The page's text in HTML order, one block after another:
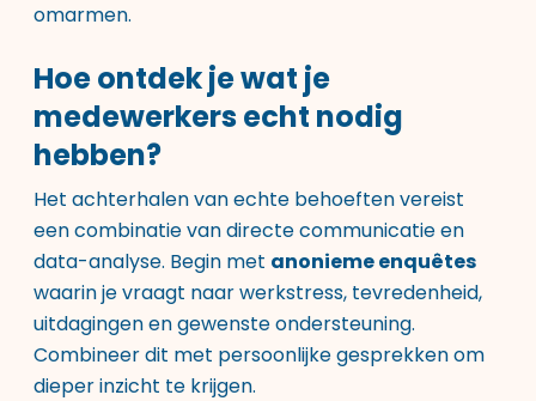
omarmen.
Hoe ontdek je wat je
medewerkers echt nodig
hebben?
Het achterhalen van echte behoeften vereist
een combinatie van directe communicatie en
data-analyse. Begin met anonieme enquêtes
waarin je vraagt naar werkstress, tevredenheid,
uitdagingen en gewenste ondersteuning.
Combineer dit met persoonlijke gesprekken om
dieper inzicht te krijgen.